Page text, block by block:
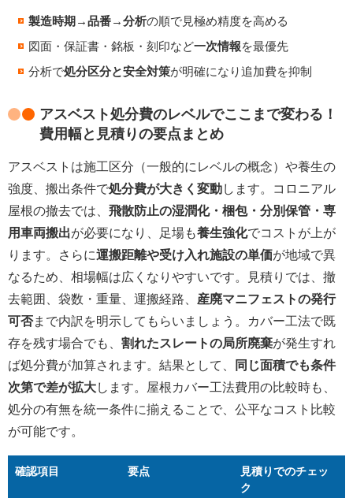
製造時期→品番→分析の順で見極め精度を高める
図面・保証書・銘板・刻印など一次情報を最優先
分析で処分区分と安全対策が明確になり追加費を抑制
アスベスト処分費のレベルでここまで変わる！
費用幅と見積りの要点まとめ
アスベストは施工区分（一般的にレベルの概念）や養生の
強度、搬出条件で処分費が大きく変動します。コロニアル
屋根の撤去では、 飛散防止の湿潤化・梱包・分別保管・専
用車両搬出が必要になり、足場も養生強化でコストが上が
ります。さらに運搬距離や受け入れ施設の単価が地域で異
なるため、相場幅は広くなりやすいです。見積りでは、撤
去範囲、袋数・重量、運搬経路、 産廃マニフェストの発行
可否まで内訳を明示してもらいましょう。カバー工法で既
存を残す場合でも、 割れたスレートの局所廃棄が発生すれ
ば処分費が加算されます。結果として、
同じ面積でも条件
次第で差が拡大します。屋根カバー工法費用の比較時も、
処分の有無を統一条件に揃えることで、公平なコスト比較
が可能です。
確認項目 要点
見積りでのチェッ
ク